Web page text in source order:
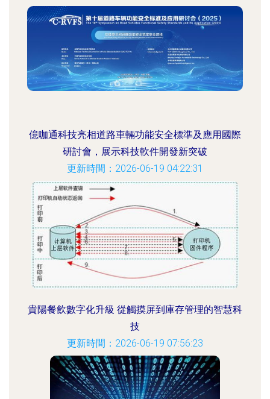
億咖通科技亮相道路車輛功能安全標準及應用國際
研討會，展示科技軟件開發新突破
更新時間：2026-06-19 04:22:31
貴陽餐飲數字化升級 從觸摸屏到庫存管理的智慧科
技
更新時間：2026-06-19 07:56:23